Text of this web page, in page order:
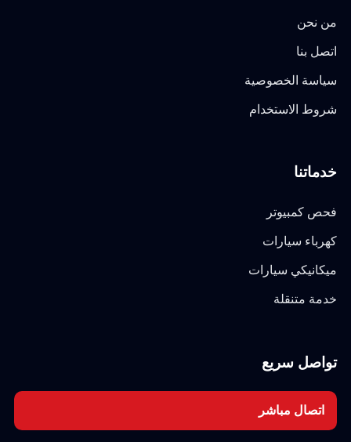
من نحن
اتصل بنا
سياسة الخصوصية
شروط الاستخدام
خدماتنا
فحص كمبيوتر
كهرباء سيارات
ميكانيكي سيارات
خدمة متنقلة
تواصل سريع
اتصال مباشر